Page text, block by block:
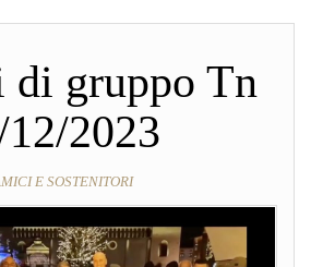
di gruppo Tn
12/2023
E SOSTENITORI